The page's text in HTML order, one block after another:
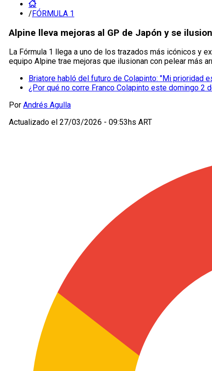
/FÓRMULA 1
Alpine lleva mejoras al GP de Japón y se
La Fórmula 1 llega a uno de los trazados más icónicos y
equipo Alpine trae mejoras que ilusionan con pelear más
Briatore habló del futuro de Colapinto: "Mi prioridad
¿Por qué no corre Franco Colapinto este domingo 2
Por Andrés Agulla
Actualizado el 27/03/2026 - 09:53hs ART